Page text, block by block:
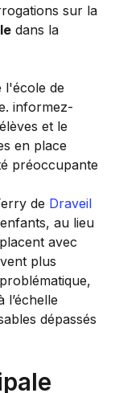
sur la
dans la
de Draveil
au lieu
avec
plus
l’échelle
dépassés